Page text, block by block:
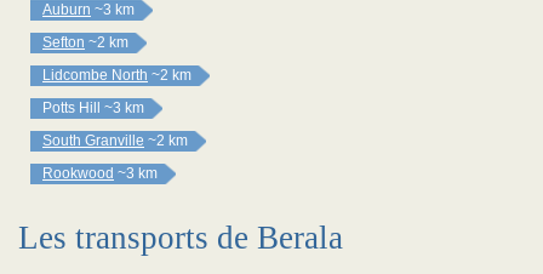
Auburn ~3 km
Sefton ~2 km
Lidcombe North ~2 km
Potts Hill
~3 km
South Granville ~2 km
Rookwood ~3 km
Les transports de Berala